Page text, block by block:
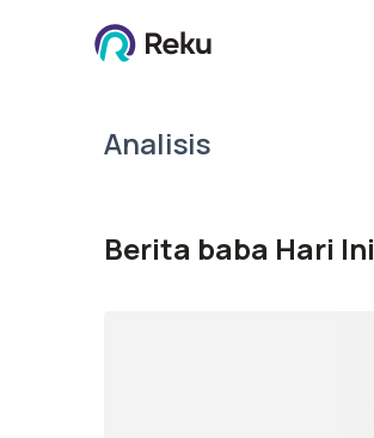
Analisis
Berita baba Hari Ini